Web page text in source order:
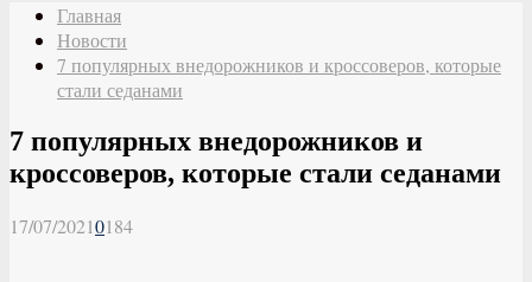
Главная
Новости
7 популярных внедорожников и кроссоверов, которые
стали седанами
7 популярных внедорожников и
кроссоверов, которые стали седанами
17/07/20210184